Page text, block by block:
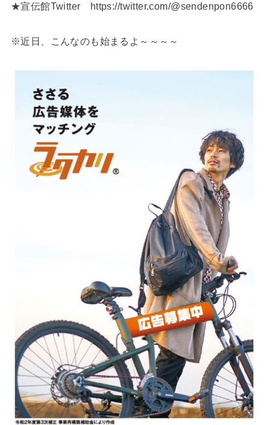
★宣伝館Twitter https://twitter.com/@sendenpon6666
※近日、こんなのも始まるよ～～～～